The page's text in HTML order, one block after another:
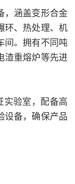
，涵盖变形合金
环、热处理、机
间。拥有不同吨
渣重熔炉等先进
实验室，配备高
设备，确保产品